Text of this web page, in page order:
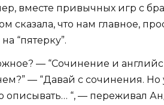
вместе привычных игр с
сказала, что нам главное,
“пятерку”.
— “Сочинение и
— “Давай с сочинения.
описывать… “, — переживал